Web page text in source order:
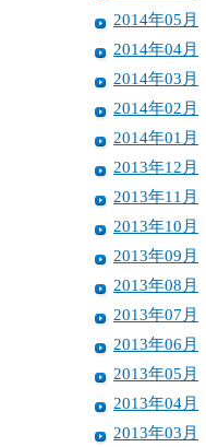
2014年05月
2014年04月
2014年03月
2014年02月
2014年01月
2013年12月
2013年11月
2013年10月
2013年09月
2013年08月
2013年07月
2013年06月
2013年05月
2013年04月
2013年03月